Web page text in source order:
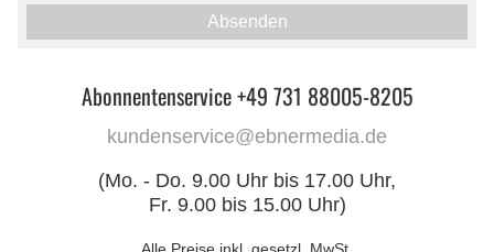
Absenden
Abonnentenservice +49 731 88005-8205
kundenservice@ebnermedia.de
(Mo. - Do. 9.00 Uhr bis 17.00 Uhr,
Fr. 9.00 bis 15.00 Uhr)